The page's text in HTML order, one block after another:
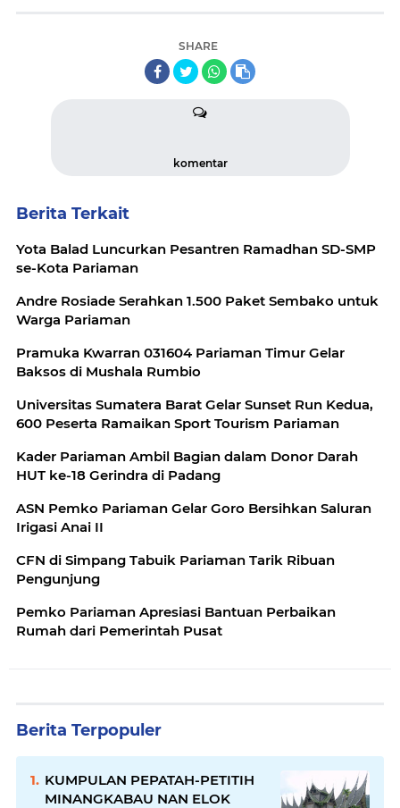
SHARE
komentar
Berita Terkait
Yota Balad Luncurkan Pesantren Ramadhan SD-SMP
se-Kota Pariaman
Andre Rosiade Serahkan 1.500 Paket Sembako untuk
Warga Pariaman
Pramuka Kwarran 031604 Pariaman Timur Gelar
Baksos di Mushala Rumbio
Universitas Sumatera Barat Gelar Sunset Run Kedua,
600 Peserta Ramaikan Sport Tourism Pariaman
Kader Pariaman Ambil Bagian dalam Donor Darah
HUT ke-18 Gerindra di Padang
ASN Pemko Pariaman Gelar Goro Bersihkan Saluran
Irigasi Anai II
CFN di Simpang Tabuik Pariaman Tarik Ribuan
Pengunjung
Pemko Pariaman Apresiasi Bantuan Perbaikan
Rumah dari Pemerintah Pusat
Berita Terpopuler
KUMPULAN PEPATAH-PETITIH
MINANGKABAU NAN ELOK